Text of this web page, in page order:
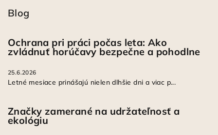
Blog
Ochrana pri práci počas leta: Ako
zvládnuť horúčavy bezpečne a pohodlne
25.6.2026
Letné mesiace prinášajú nielen dlhšie dni a viac p...
Značky zamerané na udržateľnosť a
ekológiu